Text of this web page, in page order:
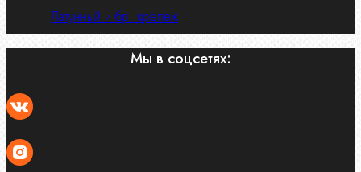
Латунный и бр. крепеж
Мы в соцсетях: